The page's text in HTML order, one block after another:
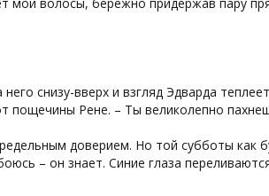
снизу-вверх и взгляд Эдварда
пощечины Рене. – Ты великолепно
доверием. Но той субботы как
– он знает. Синие глаза